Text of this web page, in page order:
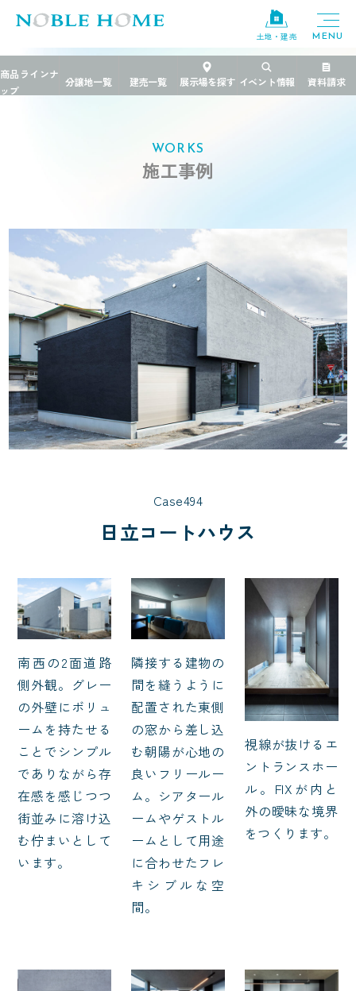
土地・建売
施工事例> 日立コートハウス
WORKS
施工事例
Case494
日立コートハウス
南西の2面道路
側外観。グレー
の外壁にボリュ
ームを持たせる
ことでシンプル
でありながら存
在感を感じつつ
街並みに溶け込
む佇まいとして
います。
隣接する建物の
間を縫うように
配置された東側
の窓から差し込
む朝陽が心地の
良いフリールー
ム。シアタール
ームやゲストル
ームとして用途
に合わせたフレ
キシブルな空
間。
視線が抜けるエ
ントランスホー
ル。FIXが内と
外の曖昧な境界
をつくります。